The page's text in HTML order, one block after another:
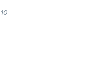
10